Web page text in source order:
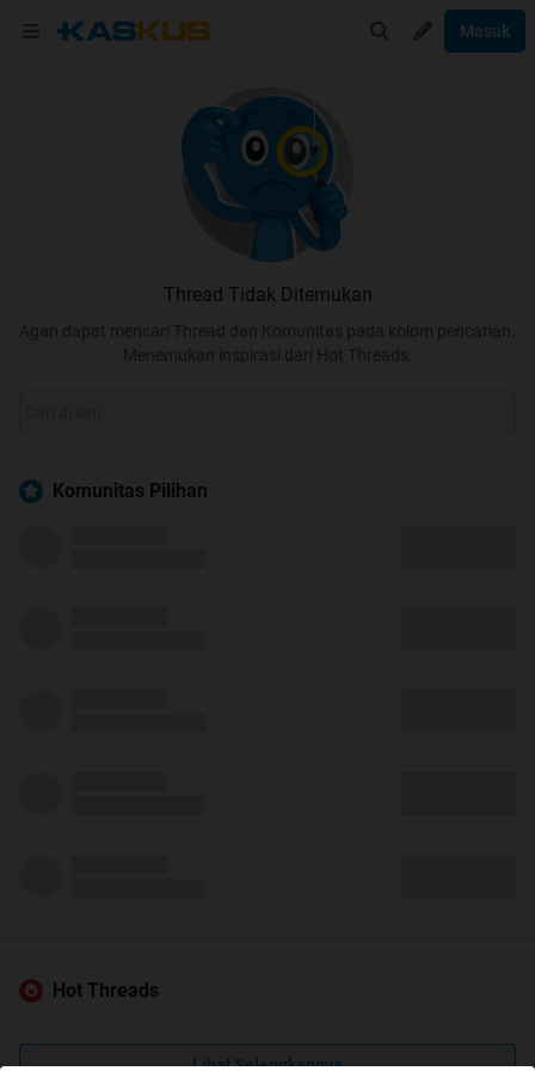
Masuk
Thread Tidak Ditemukan
Agan dapat mencari Thread dan Komunitas pada kolom pencarian.
Menemukan inspirasi dari Hot Threads.
Komunitas Pilihan
Hot Threads
Lihat Selengkapnya